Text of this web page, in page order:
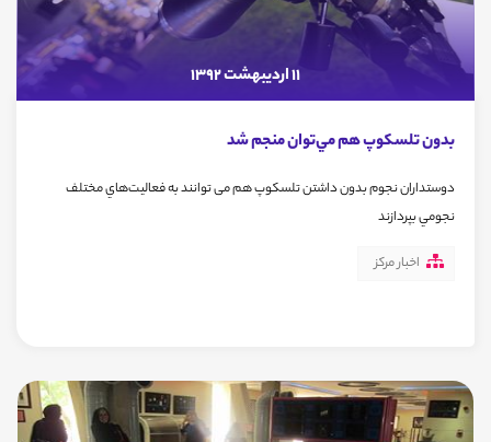
11 اردیبهشت 1392
بدون تلسكوپ هم مي‌توان منجم شد
دوستداران نجوم بدون داشتن تلسكوپ‌ هم می توانند به فعاليت‌هاي مختلف
نجومي بپردازند
اخبار مرکز